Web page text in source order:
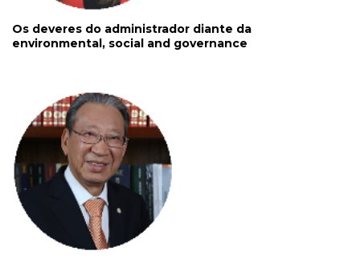
Os deveres do administrador diante da
environmental, social and governance